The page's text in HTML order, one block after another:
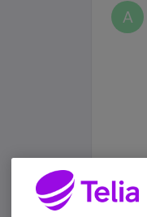
A